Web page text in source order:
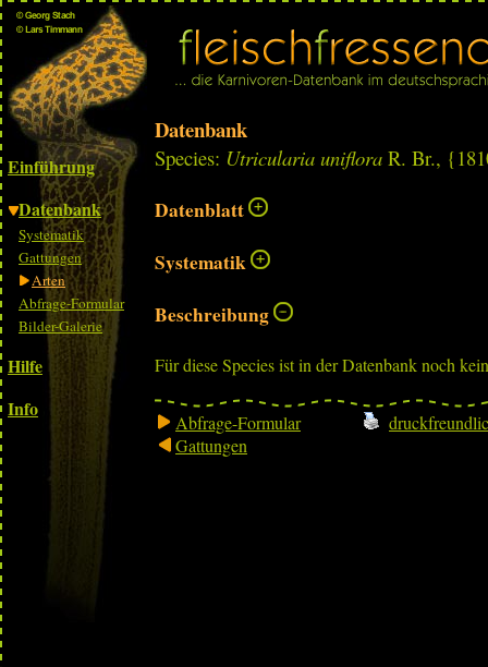
Einführung
Datenbank
Systematik
Gattungen
Arten
Abfrage-Formular
Bilder-Galerie
Hilfe
Info
Datenbank
Species: Utricularia uniflora R. Br.,
Datenblatt
Systematik
Beschreibung
Für diese Species ist in der Datenbank noch
Abfrage-Formular
Gattungen